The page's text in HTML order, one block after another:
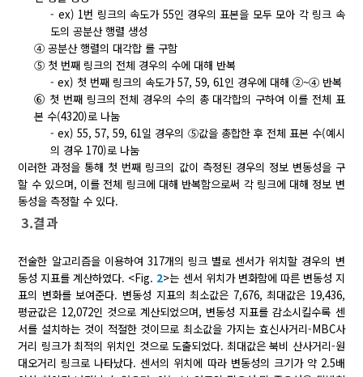
- ex) 1번 링크의 속도가 55인 경우의 표본을 모두 모아 각 링크 속
도의 공분산 행렬 생성
④ 공분산 행렬의 대각합 를 구함
⑤ 첫 번째 링크의 전체 경우의 수에 대해 반복
- ex) 첫 번째 링크의 속도가 57, 59, 61인 경우에 대해 ②~④ 반복
⑥ 첫 번째 링크의 전체 경우의 수의 총 대각합의 구하여 이를 전체 표
본 수(4320)로 나눔
- ex) 55, 57, 59, 61일 경우의 ⑤값을 총합한 후 전체 표본 수(예시
의 경우 170)로 나눔
이러한 과정을 통해 첫 번째 링크의 값이 측정된 경우의 정보 변동성을 구
할 수 있으며, 이를 전체 링크에 대해 반복함으로써 각 링크에 대해 정보 변
동성을 측정할 수 있다.
3.결과
전술한 알고리즘을 이용하여 317개의 링크 별로 센서가 위치할 경우의 변
동성 지표를 계산하였다. <Fig. 2>는 센서 위치가 변화함에 따른 변동성 지
표의 변화를 보여준다. 변동성 지표의 최소값은 7,676, 최대값은 19,436,
평균값은 12,072인 것으로 계산되었으며, 변동성 지표를 감소시킬수록 센
서를 설치하는 것이 적절한 것이므로 최소값을 가지는 효신사거리-MBC사
거리 링크가 최적의 위치인 것으로 도출되었다. 최대값은 북비 산사거리-원
대오거리 링크로 나타났다. 센서의 위치에 따라 변동성의 크기가 약 2.5배